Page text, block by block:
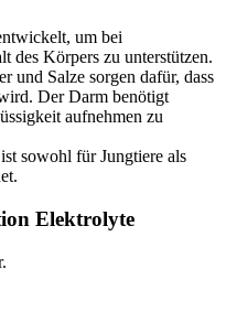
um bei
des Körpers zu unterstützen.
und Salze sorgen dafür, dass
Der Darm benötigt
aufnehmen zu
sowohl für Jungtiere als
Elektrolyte